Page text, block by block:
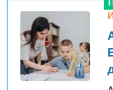
в
н
а
я